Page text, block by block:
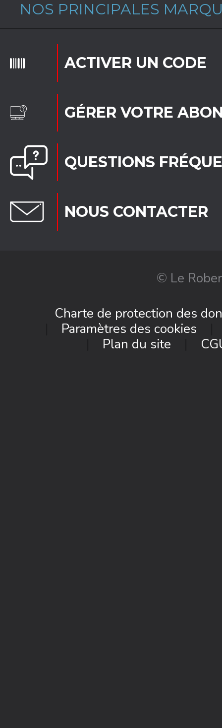
NOS PRINCIPALES
ACTIVER UN CODE
GÉRER VOTRE
QUESTIONS
NOUS CONTACTER
© Le
Charte de protection des
Paramètres des cookies
Plan du site